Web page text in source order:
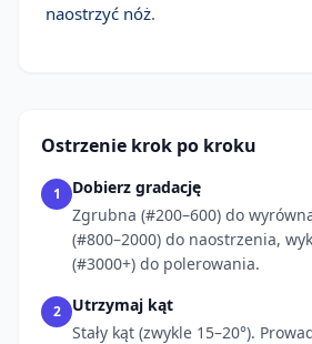
naostrzyć nóż.
Ostrzenie krok po kroku
1
Dobierz gradację
Zgrubna (#200–600) do
(#800–2000) do naostrzenia,
(#3000+) do polerowania.
2
Utrzymaj kąt
Stały kąt (zwykle 15–20°).